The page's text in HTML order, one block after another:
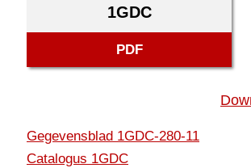
1GDC
PDF
Gegevensblad 1GDC-280-11
Catalogus 1GDC